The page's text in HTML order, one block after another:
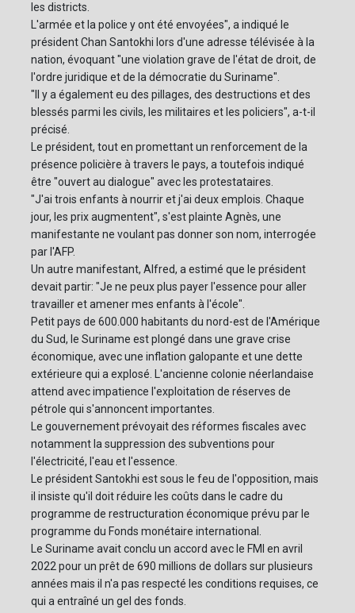
les districts.
L'armée et la police y ont été envoyées", a indiqué le
président Chan Santokhi lors d'une adresse télévisée à la
nation, évoquant "une violation grave de l'état de droit, de
l'ordre juridique et de la démocratie du Suriname".
"Il y a également eu des pillages, des destructions et des
blessés parmi les civils, les militaires et les policiers", a-t-il
précisé.
Le président, tout en promettant un renforcement de la
présence policière à travers le pays, a toutefois indiqué
être "ouvert au dialogue" avec les protestataires.
"J'ai trois enfants à nourrir et j'ai deux emplois. Chaque
jour, les prix augmentent", s'est plainte Agnès, une
manifestante ne voulant pas donner son nom, interrogée
par l'AFP.
Un autre manifestant, Alfred, a estimé que le président
devait partir: "Je ne peux plus payer l'essence pour aller
travailler et amener mes enfants à l'école".
Petit pays de 600.000 habitants du nord-est de l'Amérique
du Sud, le Suriname est plongé dans une grave crise
économique, avec une inflation galopante et une dette
extérieure qui a explosé. L'ancienne colonie néerlandaise
attend avec impatience l'exploitation de réserves de
pétrole qui s'annoncent importantes.
Le gouvernement prévoyait des réformes fiscales avec
notamment la suppression des subventions pour
l'électricité, l'eau et l'essence.
Le président Santokhi est sous le feu de l'opposition, mais
il insiste qu'il doit réduire les coûts dans le cadre du
programme de restructuration économique prévu par le
programme du Fonds monétaire international.
Le Suriname avait conclu un accord avec le FMI en avril
2022 pour un prêt de 690 millions de dollars sur plusieurs
années mais il n'a pas respecté les conditions requises, ce
qui a entraîné un gel des fonds.